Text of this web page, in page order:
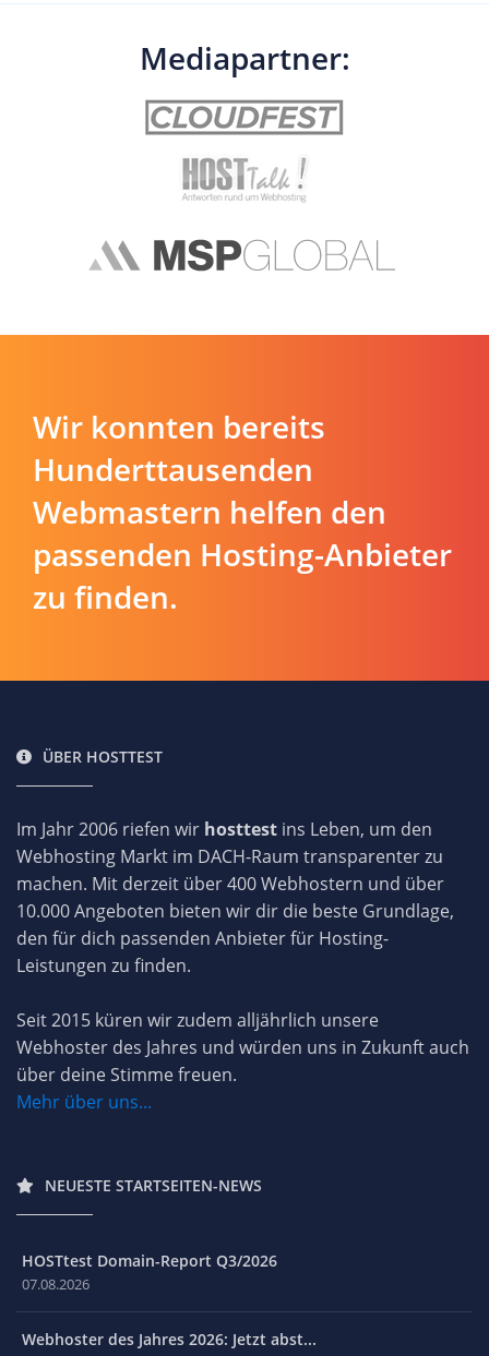
Mediapartner:
Wir konnten bereits
Hunderttausenden
Webmastern helfen den
passenden Hosting-Anbieter
zu finden.
ÜBER HOSTTEST
Im Jahr 2006 riefen wir hosttest ins Leben, um den
Webhosting Markt im DACH-Raum transparenter zu
machen. Mit derzeit über 400 Webhostern und über
10.000 Angeboten bieten wir dir die beste Grundlage,
den für dich passenden Anbieter für Hosting-
Leistungen zu finden.
Seit 2015 küren wir zudem alljährlich unsere
Webhoster des Jahres und würden uns in Zukunft auch
über deine Stimme freuen.
Mehr über uns...
NEUESTE STARTSEITEN-NEWS
HOSTtest Domain-Report Q3/2026
07.08.2026
Webhoster des Jahres 2026: Jetzt abst...